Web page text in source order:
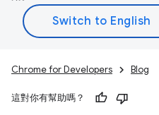
Chrome for Developers Blog
這對你有幫助嗎？